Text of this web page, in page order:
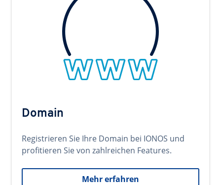
Domain
Registrieren Sie Ihre Domain bei IONOS und
profitieren Sie von zahlreichen Features.
Mehr erfahren